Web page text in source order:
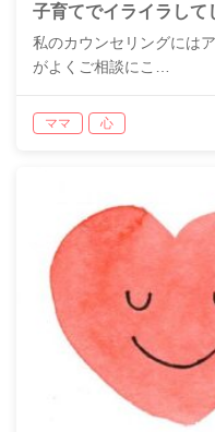
子育てでイライラして
私のカウンセリングには
がよくご相談にこ…
ママ 心